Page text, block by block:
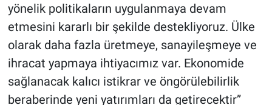
yönelik politikaların uygulanmaya devam
etmesini kararlı bir şekilde destekliyoruz. Ülke
olarak daha fazla üretmeye, sanayileşmeye ve
ihracat yapmaya ihtiyacımız var. Ekonomide
sağlanacak kalıcı istikrar ve öngörülebilirlik
beraberinde yeni yatırımları da getirecektir”